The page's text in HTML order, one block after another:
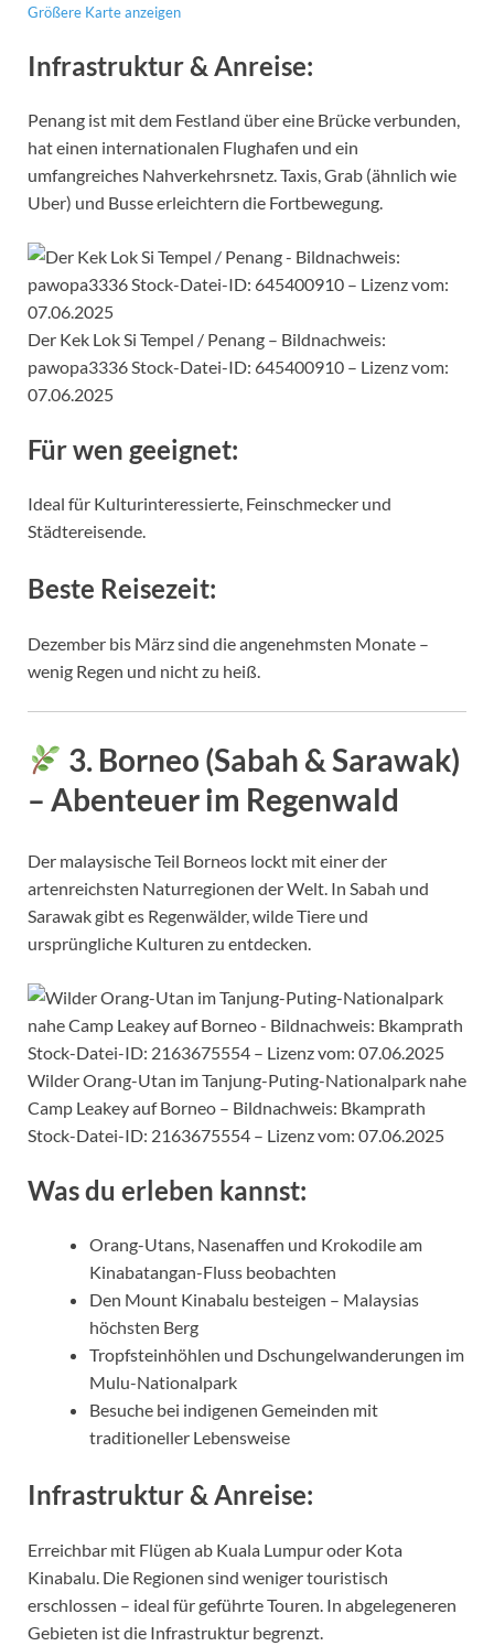
Größere Karte anzeigen
Infrastruktur & Anreise:
Penang ist mit dem Festland über eine Brücke verbunden,
hat einen internationalen Flughafen und ein
umfangreiches Nahverkehrsnetz. Taxis, Grab (ähnlich wie
Uber) und Busse erleichtern die Fortbewegung.
Der Kek Lok Si Tempel / Penang – Bildnachweis:
pawopa3336 Stock-Datei-ID: 645400910 – Lizenz vom:
07.06.2025
Für wen geeignet:
Ideal für Kulturinteressierte, Feinschmecker und
Städtereisende.
Beste Reisezeit:
Dezember bis März sind die angenehmsten Monate –
wenig Regen und nicht zu heiß.
3. Borneo (Sabah & Sarawak)
– Abenteuer im Regenwald
Der malaysische Teil Borneos lockt mit einer der
artenreichsten Naturregionen der Welt. In Sabah und
Sarawak gibt es Regenwälder, wilde Tiere und
ursprüngliche Kulturen zu entdecken.
Wilder Orang-Utan im Tanjung-Puting-Nationalpark nahe
Camp Leakey auf Borneo – Bildnachweis: Bkamprath
Stock-Datei-ID: 2163675554 – Lizenz vom: 07.06.2025
Was du erleben kannst:
Orang-Utans, Nasenaffen und Krokodile am
Kinabatangan-Fluss beobachten
Den Mount Kinabalu besteigen – Malaysias
höchsten Berg
Tropfsteinhöhlen und Dschungelwanderungen im
Mulu-Nationalpark
Besuche bei indigenen Gemeinden mit
traditioneller Lebensweise
Infrastruktur & Anreise:
Erreichbar mit Flügen ab Kuala Lumpur oder Kota
Kinabalu. Die Regionen sind weniger touristisch
erschlossen – ideal für geführte Touren. In abgelegeneren
Gebieten ist die Infrastruktur begrenzt.